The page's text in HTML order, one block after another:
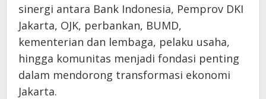
sinergi antara Bank Indonesia, Pemprov DKI
Jakarta, OJK, perbankan, BUMD,
kementerian dan lembaga, pelaku usaha,
hingga komunitas menjadi fondasi penting
dalam mendorong transformasi ekonomi
Jakarta.